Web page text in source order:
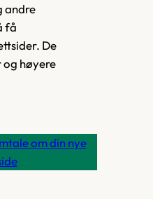
andre
få
De
høyere
om din nye